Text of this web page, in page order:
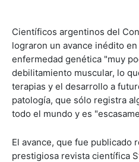
Científicos argentinos del
lograron un avance inédito
enfermedad genética "muy
debilitamiento muscular, lo
terapias y el desarrollo a
patología, que sólo registra
todo el mundo y es
El avance, que fue publicado
prestigiosa revista científica